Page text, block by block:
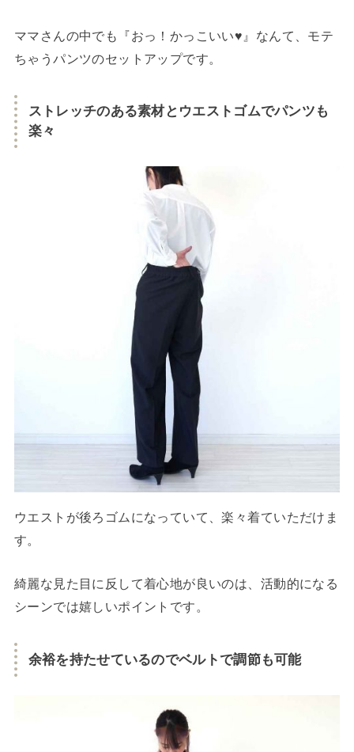
ママさんの中でも『おっ！かっこいい♥』なんて、モテ
ちゃうパンツのセットアップです。
ストレッチのある素材とウエストゴムでパンツも
楽々
ウエストが後ろゴムになっていて、楽々着ていただけま
す。
綺麗な見た目に反して着心地が良いのは、活動的になる
シーンでは嬉しいポイントです。
余裕を持たせているのでベルトで調節も可能